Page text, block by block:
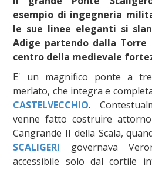
esempio di ingegneria
le sue linee eleganti si
Adige partendo dalla
centro della medievale
E' un magnifico ponte a
merlato, che integra e
CASTELVECCHIO.
venne fatto costruire
Cangrande II della Scala,
SCALIGERI governava
accessibile solo dal cortile